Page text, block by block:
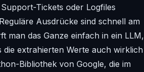
Tickets oder Logfiles
Ausdrücke sind schnell am
man das Ganze einfach in ein LLM,
extrahierten Werte auch wirklich
Bibliothek von Google, die im